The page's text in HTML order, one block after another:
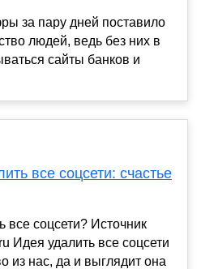
за пару дней поставило
людей, ведь без них в
сайты банков и
все соцсети: счастье
все соцсети? Источник
Идея удалить все соцсети
из нас, да и выглядит она